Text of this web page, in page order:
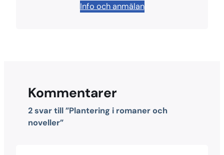
Info och anmälan
Kommentarer
2 svar till ”Plantering i romaner och
noveller”